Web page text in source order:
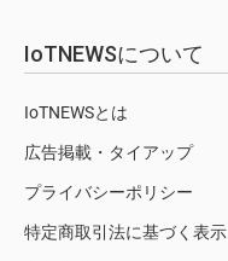
IoTNEWSについて
IoTNEWSとは
広告掲載・タイアップ
プライバシーポリシー
特定商取引法に基づく表示